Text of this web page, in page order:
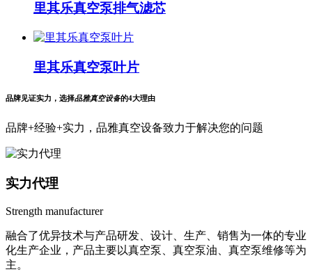
里其乐真空泵排气滤芯
里其乐真空泵叶片
品牌见证实力，选择品雅真空设备的4大理由
品牌+经验+实力，品雅真空设备致力于解决您的问题
实力代理
Strength manufacturer
融合了优异技术与产品研发、设计、生产、销售为一体的专业
化生产企业，产品主要以真空泵、真空泵油、真空泵维修等为
主。